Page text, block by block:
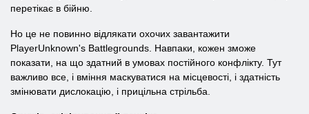
перетікає в бійню.
Но це не повинно відлякати охочих завантажити
PlayerUnknown's Battlegrounds. Навпаки, кожен зможе
показати, на що здатний в умовах постійного конфлікту. Тут
важливо все, і вміння маскуватися на місцевості, і здатність
змінювати дислокацію, і прицільна стрільба.